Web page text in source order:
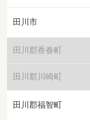
田川市
田川郡香春町
田川郡川崎町
田川郡福智町